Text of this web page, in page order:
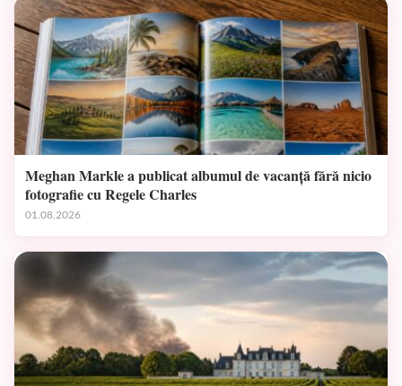
Meghan Markle a publicat albumul de vacanță fără nicio
fotografie cu Regele Charles
01.08.2026